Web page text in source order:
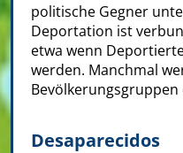
politische Gegner
Deportation ist
etwa wenn
werden. Manchmal
Desaparecidos